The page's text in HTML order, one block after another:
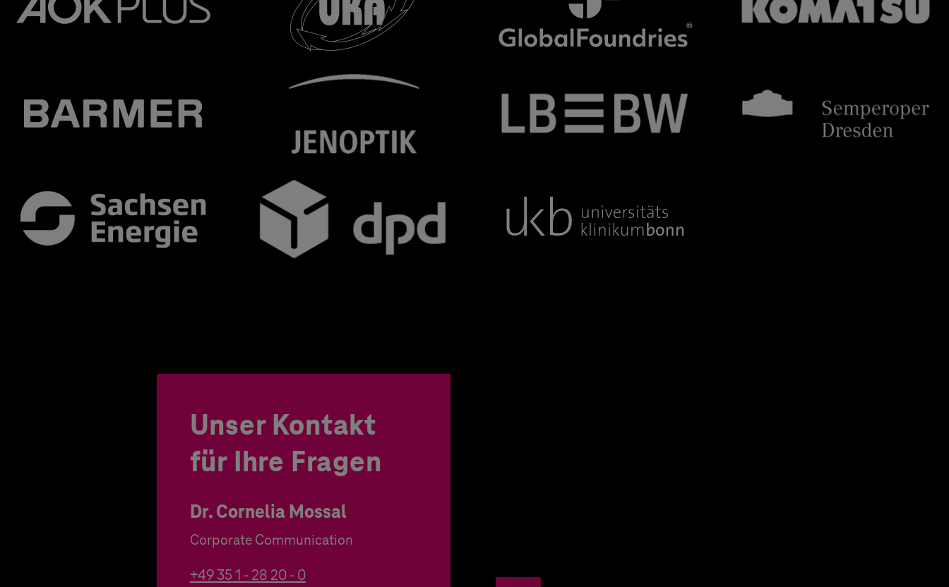
Unser Kontakt
für Ihre Fragen
Dr. Cornelia Mossal
Corporate Communication
+49 35 1 - 28 20 - 0